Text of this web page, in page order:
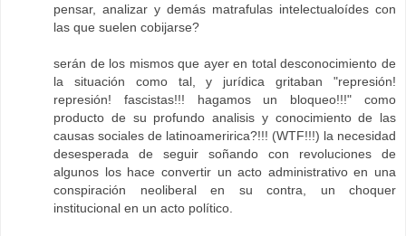
pensar, analizar y demás matrafulas intelectualoídes con
las que suelen cobijarse?
serán de los mismos que ayer en total desconocimiento de
la situación como tal, y jurídica gritaban "represión!
represión! fascistas!!! hagamos un bloqueo!!!" como
producto de su profundo analisis y conocimiento de las
causas sociales de latinoameririca?!!! (WTF!!!) la necesidad
desesperada de seguir soñando con revoluciones de
algunos los hace convertir un acto administrativo en una
conspiración neoliberal en su contra, un choquer
institucional en un acto político.